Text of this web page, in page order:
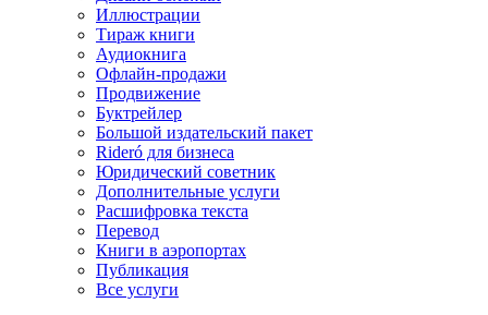
Иллюстрации
Тираж книги
Аудиокнига
Офлайн-продажи
Продвижение
Буктрейлер
Большой издательский пакет
Rideró для бизнеса
Юридический советник
Дополнительные услуги
Расшифровка текста
Перевод
Книги в аэропортах
Публикация
Все услуги